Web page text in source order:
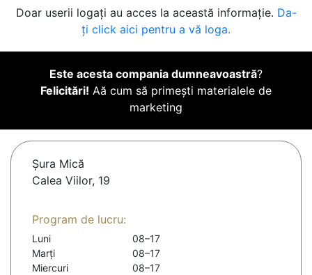
Doar userii logați au acces la această informație. Da-
ți click aici pentru a vă loga.
Este acesta compania dumneavoastră?
Felicitări! Aă cum să primești materialele de
marketing
Șura Mică
Calea Viilor, 19
Program de lucru:
Luni
08–17
Marți
08–17
Miercuri
08–17